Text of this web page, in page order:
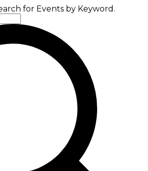
for Events by Keyword.